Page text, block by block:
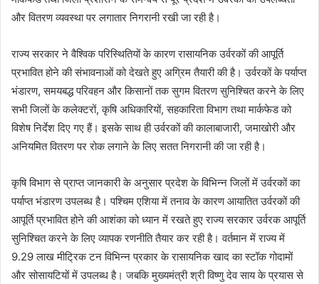
और वितरण व्यवस्था पर लगातार निगरानी रखी जा रही है।
राज्य सरकार ने वैश्विक परिस्थितियों के कारण रासायनिक उर्वरकों की आपूर्ति
प्रभावित होने की संभावनाओं को देखते हुए अग्रिम तैयारी की है। उर्वरकों के पर्याप्त
भंडारण, समयबद्ध परिवहन और किसानों तक सुगम वितरण सुनिश्चित करने के लिए
सभी जिलों के कलेक्टरों, कृषि अधिकारियों, सहकारिता विभाग तथा मार्कफेड को
विशेष निर्देश दिए गए हैं। इसके साथ ही उर्वरकों की कालाबाजारी, जमाखोरी और
अनियमित वितरण पर रोक लगाने के लिए सतत निगरानी की जा रही है।
कृषि विभाग से प्राप्त जानकारी के अनुसार प्रदेश के विभिन्न जिलों में उर्वरकों का
पर्याप्त भंडारण उपलब्ध है। पश्चिम एशिया में तनाव के कारण आयातित उर्वरकों की
आपूर्ति प्रभावित होने की आशंका को ध्यान में रखते हुए राज्य सरकार उर्वरक आपूर्ति
सुनिश्चित करने के लिए व्यापक रणनीति तैयार कर रही है। वर्तमान में राज्य में
9.29 लाख मीट्रिक टन विभिन्न प्रकार के रासायनिक खाद का स्टॉक गोदामों
और सोसायटियों में उपलब्ध है। जबकि मुख्यमंत्री श्री विष्णु देव साय के प्रयास से